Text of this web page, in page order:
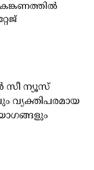
സീ ന്യൂസ്
വ്യക്തിപരമായ